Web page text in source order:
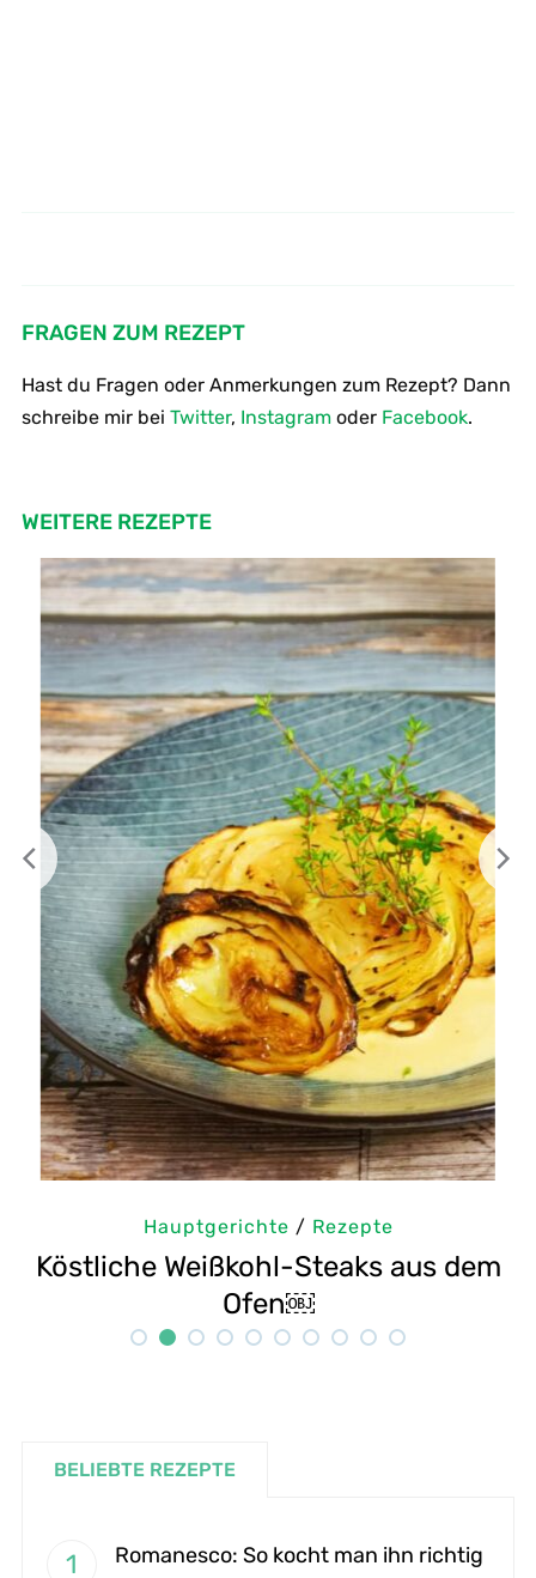
FRAGEN ZUM REZEPT
Hast du Fragen oder Anmerkungen zum Rezept? Dann
schreibe mir bei Twitter, Instagramoder Facebook.
WEITERE REZEPTE
Rezepte
Steaks aus dem
Selbstgemachte
BELIEBTE REZEPTE
Romanesco: So kocht man ihn richtig